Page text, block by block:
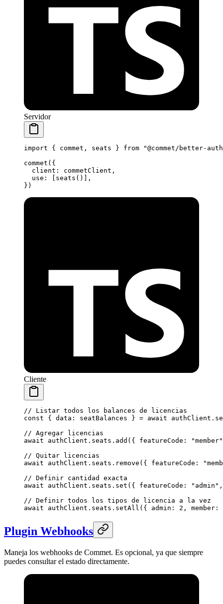
Servidor
import { commet, seats } from "@commet/better-
commet ({
  client: commetClient,
  use: [
seats ()],
})
Cliente
// Listar todos los balances de licencias
const { data : seatBalances } = await
// Agregar licencias
await authClient.seats. add ({ featureCode:
"member"
// Quitar licencias
await authClient.seats. remove ({ featureCode:
// Definir cantidad exacta
await authClient.seats. set ({ featureCode: "admin"
// Definir todos los tipos de licencia a la vez
await authClient.seats. setAll ({ admin: 2 , member:
Plugin Webhooks
Maneja los webhooks de Commet. Es opcional, ya que siempre
puedes consultar el estado directamente.